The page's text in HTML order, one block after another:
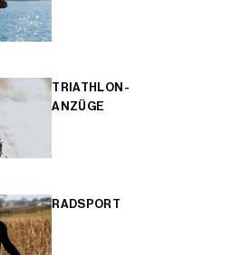
TRIATHLON-
ANZÜGE
RADSPORT